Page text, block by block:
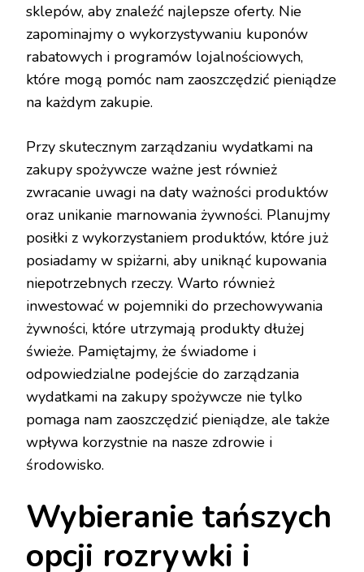
sklepów, aby znaleźć najlepsze oferty. Nie
zapominajmy o wykorzystywaniu kuponów
rabatowych i programów lojalnościowych,
które mogą pomóc nam zaoszczędzić pieniądze
na każdym zakupie.
Przy skutecznym zarządzaniu wydatkami na
zakupy spożywcze ważne jest również
zwracanie uwagi na daty ważności produktów
oraz unikanie marnowania żywności. Planujmy
posiłki z wykorzystaniem produktów, które już
posiadamy w spiżarni, aby uniknąć kupowania
niepotrzebnych rzeczy. Warto również
inwestować w pojemniki do przechowywania
żywności, które utrzymają produkty dłużej
świeże. Pamiętajmy, że świadome i
odpowiedzialne podejście do zarządzania
wydatkami na zakupy spożywcze nie tylko
pomaga nam zaoszczędzić pieniądze, ale także
wpływa korzystnie na nasze zdrowie i
środowisko.
Wybieranie tańszych
opcji rozrywki i